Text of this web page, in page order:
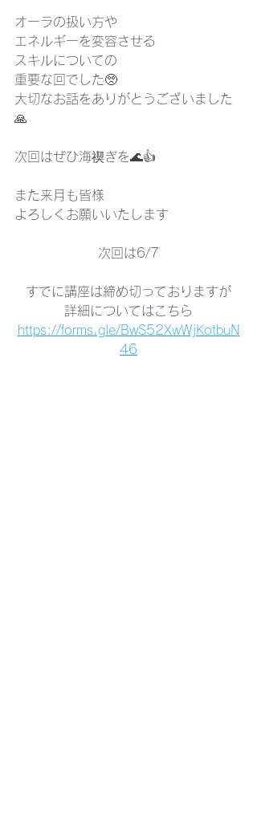
オーラの扱い方や
エネルギーを変容させる
スキルについての
重要な回でした🥺
大切なお話をありがとうございました
🙏
次回はぜひ海禊ぎを🌊👍
また来月も皆様
よろしくお願いいたします
次回は6/7
すでに講座は締め切っておりますが
詳細についてはこちら
https://forms.gle/BwS52XwWjKotbuN
46